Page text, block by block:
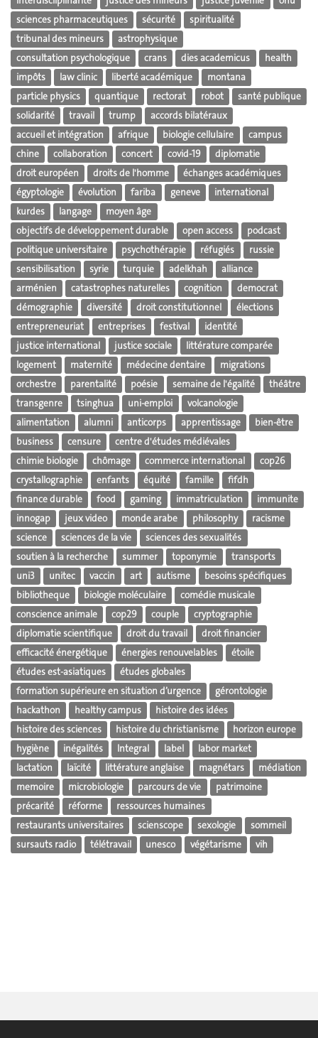
sciences pharmaceutiques
sécurité
spiritualité
tribunal des mineurs
astrophysique
consultation psychologique
crans dies academicus
health
impôts
law clinic liberté académique
montana
particle physics
quantique rectorat robot
santé publique
solidarité
travail trump
accords bilatéraux
accueil et intégration
afrique biologie cellulaire
campus
chine
collaboration concert covid-19
diplomatie
droit européen
droits de l'homme
échanges académiques
égyptologie
évolution fariba geneve
international
kurdes
langage
moyen âge
objectifs de développement durable
open access
podcast
politique universitaire
psychothérapie réfugiés
russie
sensibilisation
syrie turquie adelkhah
alliance
arménien
catastrophes naturelles cognition
democrat
démographie
diversité droit constitutionnel
élections
entrepreneuriat
entreprises festival
identité
justice international
justice sociale
littérature comparée
logement
maternité médecine dentaire
migrations
orchestre
parentalité poésie semaine de l'égalité
théâtre
transgenre
tsinghua uni-emploi
volcanologie
alimentation
alumni anticorps apprentissage
bien-être
business
censure
centre d'études médiévales
chimie biologie
chômage commerce international
cop26
crystallographie
enfants équité famille
fifdh
finance durable
food gaming immatriculation
immunite
innogap
jeux video monde arabe philosophy
racisme
science
sciences de la vie
sciences des sexualités
soutien à la recherche
summer toponymie
transports
uni3
unitec vaccin art autisme
besoins spécifiques
bibliotheque
biologie moléculaire
comédie musicale
conscience animale
cop29 couple
cryptographie
diplomatie scientifique
droit du travail
droit financier
efficacité énergétique
énergies renouvelables
étoile
études est-asiatiques
études globales
formation supérieure en situation d’urgence
gérontologie
hackathon
healthy campus
histoire des idées
histoire des sciences
histoire du christianisme
horizon europe
hygiène
inégalités Integral label
labor market
lactation
laïcité littérature anglaise magnétars
médiation
memoire
microbiologie parcours de vie
patrimoine
précarité
réforme
ressources humaines
restaurants universitaires
scienscope sexologie
sommeil
sursauts radio
télétravail unesco végétarisme vih